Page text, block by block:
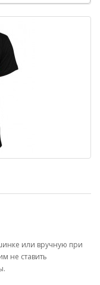
или вручную при
не ставить